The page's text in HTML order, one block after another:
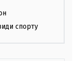
спорту